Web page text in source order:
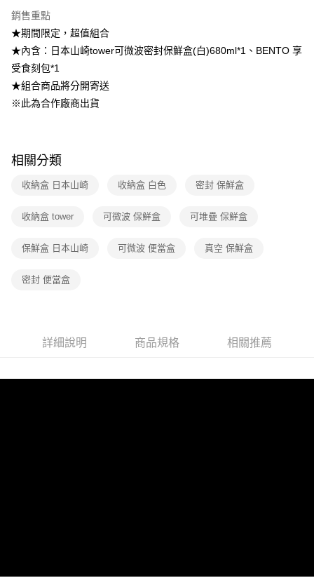
1.本服務由台灣大哥大提供，台灣大哥大用戶可立即使用無須另外申請。
流程，驗證手機門號後，選擇欲分期的期數、繳款截止日，確認付款後即完
成交易。
3.實際核准額度、可分期數及費用金額請依後續交易確認頁面所載為準。
4.訂單成立30分鐘內，如未前往確認交易或遇審核未通過，訂單將自動取
消。如遇「轉專審核」未通過狀況，表示未達大哥付你分期系統評分，恕無
法說明評估內容。
帳／街口支付／iPASS MONEY」等通路繳費。
【注意事項】
用戶於交易時，得透過本服務購買商品或服務，並由商店將買賣／分期付款
資料（包含姓名、電話或地址）提供予台灣大哥大進項蒐集、處理及利用，
3.完整用戶服務條款，請詳閱以下連結：
ATM付款
運送方式
宅配【父親節大回饋】限時$299免運
每筆NT$150，滿NT$299(含以上)免運費
銷售重點
★期間限定，超值組合
★內含：日本山崎tower可微波密封保鮮盒(白)680ml*1、BENTO 享
受食刻包*1
★組合商品將分開寄送
※此為合作廠商出貨
相關分類
收納盒 日本山崎 收納盒 白色 密封 保鮮盒
收納盒 tower 可微波 保鮮盒 可堆疊 保鮮盒
保鮮盒 日本山崎 可微波 便當盒 真空 保鮮盒
密封 便當盒
詳細說明 商品規格 相關推薦